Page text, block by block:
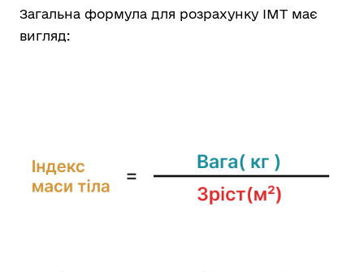
Загальна формула для розрахунку ІМТ має
вигляд: